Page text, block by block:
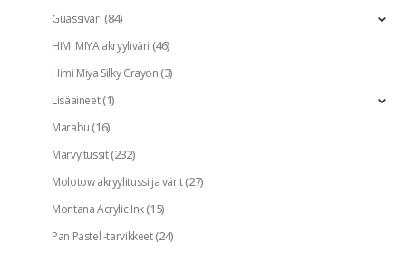
Guassiväri(84)
HIMI MIYA akryyliväri (46)
Himi Miya Silky Crayon(3)
Lisäaineet(1)
Marabu (16)
Marvy tussit(232)
Molotow akryylitussi ja värit(27)
Montana Acrylic Ink(15)
Pan Pastel -tarvikkeet(24)